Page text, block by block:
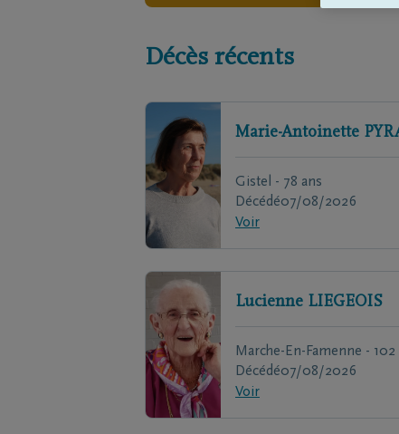
Décès récents
Marie-Antoinette
Gistel - 78 ans
Décédé07/08/2026
Voir
Lucienne LIEGEOIS
Marche-En-Famenne - 102
Décédé07/08/2026
Voir